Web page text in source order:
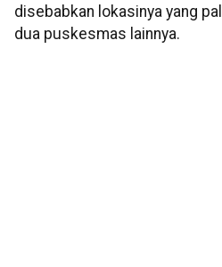
disebabkan lokasinya yang
dua puskesmas lainnya.